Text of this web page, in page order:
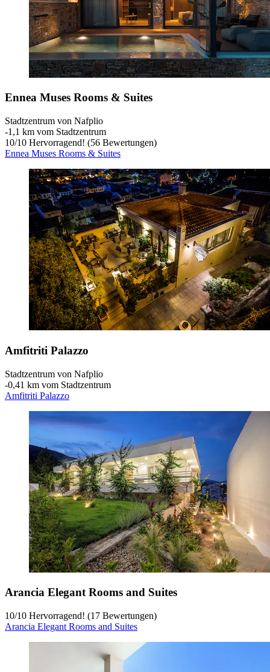
Ennea Muses Rooms & Suites
Stadtzentrum von Nafplio
‐1,1 km vom Stadtzentrum
10/10 Hervorragend! (56 Bewertungen)
Ennea Muses Rooms & Suites
Amfitriti Palazzo
Stadtzentrum von Nafplio
‐0,41 km vom Stadtzentrum
Amfitriti Palazzo
Arancia Elegant Rooms and Suites
10/10 Hervorragend! (17 Bewertungen)
Arancia Elegant Rooms and Suites